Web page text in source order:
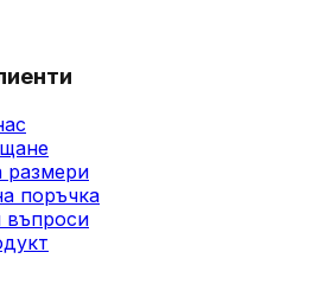
размери
поръчка
въпроси